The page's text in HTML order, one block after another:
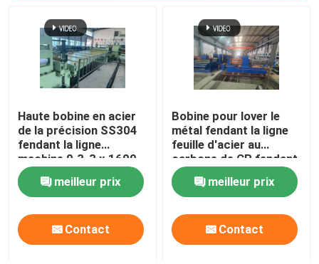
Haute bobine en acier
de la précision SS304
fendant la ligne
machine 0.3-3 x 1600
meilleur prix
Contact
Bobine pour lover le
métal fendant la ligne
feuille d'acier au
carbone de CR fendant
la ligne têtes de
découpeuse de double
meilleur prix
Contact